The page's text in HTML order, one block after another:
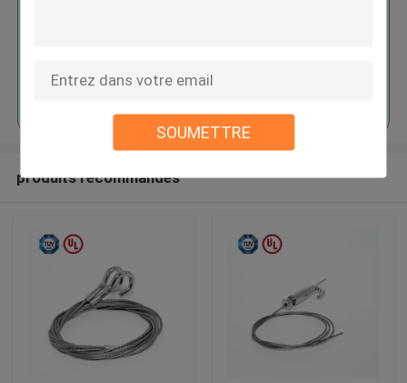
SOUMETTRE
Continuer
produits recommandés